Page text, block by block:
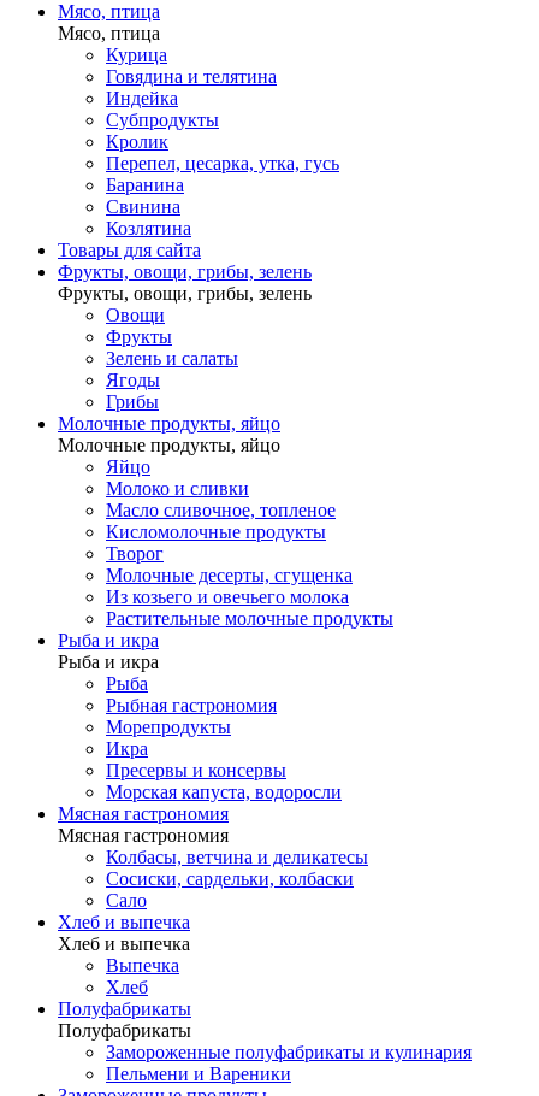
Мясо, птица
Мясо, птица
Курица
Говядина и телятина
Индейка
Субпродукты
Кролик
Перепел, цесарка, утка, гусь
Баранина
Свинина
Козлятина
Товары для сайта
Фрукты, овощи, грибы, зелень
Фрукты, овощи, грибы, зелень
Овощи
Фрукты
Зелень и салаты
Ягоды
Грибы
Молочные продукты, яйцо
Молочные продукты, яйцо
Яйцо
Молоко и сливки
Масло сливочное, топленое
Кисломолочные продукты
Творог
Молочные десерты, сгущенка
Из козьего и овечьего молока
Растительные молочные продукты
Рыба и икра
Рыба и икра
Рыба
Рыбная гастрономия
Морепродукты
Икра
Пресервы и консервы
Морская капуста, водоросли
Мясная гастрономия
Мясная гастрономия
Колбасы, ветчина и деликатесы
Сосиски, сардельки, колбаски
Сало
Хлеб и выпечка
Хлеб и выпечка
Выпечка
Хлеб
Полуфабрикаты
Полуфабрикаты
Замороженные полуфабрикаты и кулинария
Пельмени и Вареники